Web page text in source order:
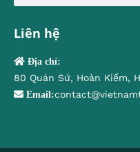
Liên hệ
Địa chỉ:
80 Quán Sứ, Hoàn Kiếm,
Email: